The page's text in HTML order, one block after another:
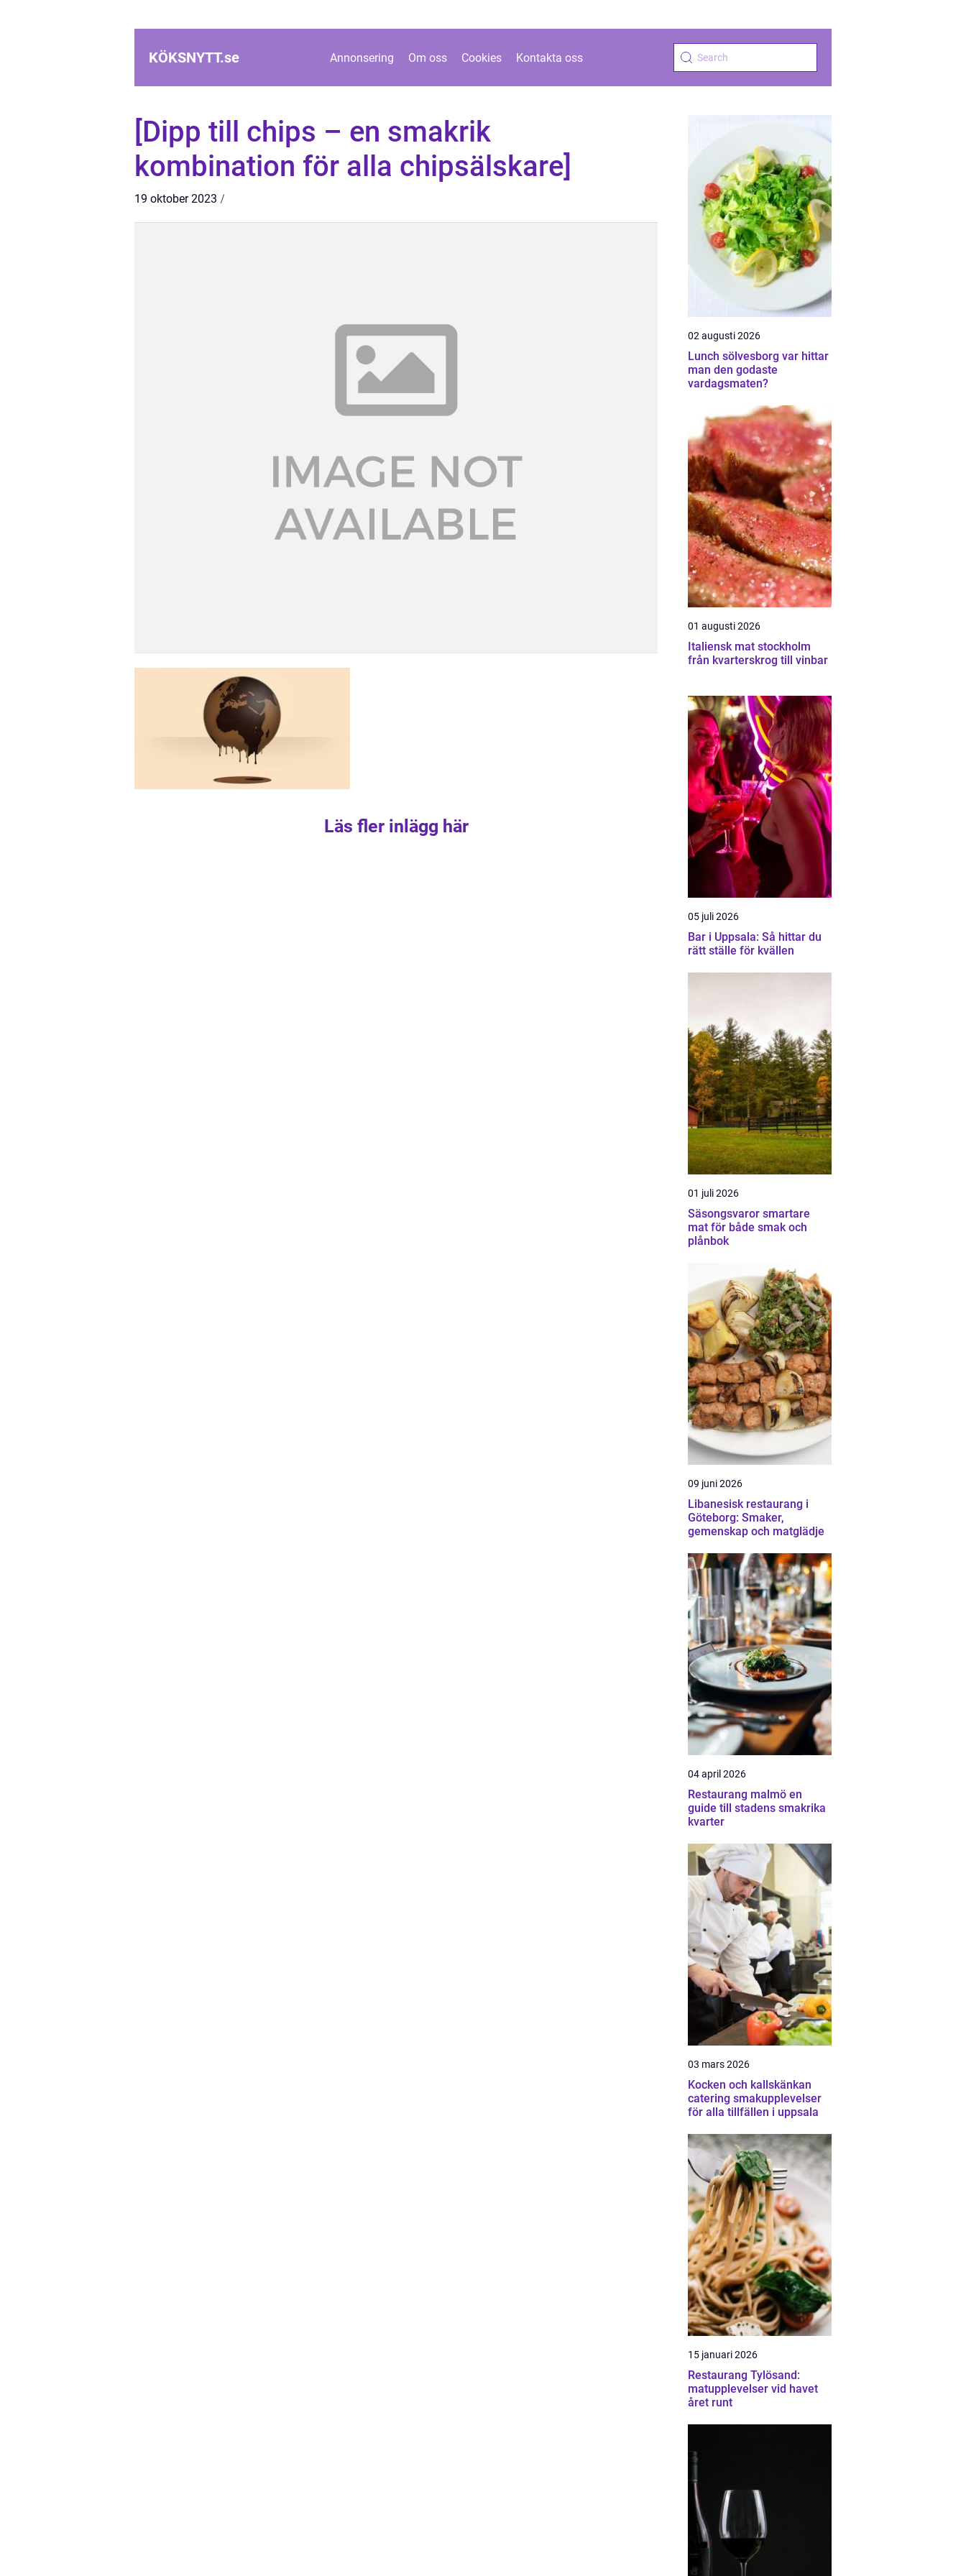
KÖKSNYTT.se Annonsering Om oss Cookies Kontakta oss
[Dipp till chips – en smakrik
kombination för alla chipsälskare]
19 oktober 2023
Läs fler inlägg här
02 augusti 2026
Lunch sölvesborg var hittar
man den godaste
vardagsmaten?
01 augusti 2026
Italiensk mat stockholm
från kvarterskrog till vinbar
05 juli 2026
Bar i Uppsala: Så hittar du
rätt ställe för kvällen
01 juli 2026
Säsongsvaror smartare
mat för både smak och
plånbok
09 juni 2026
Libanesisk restaurang i
Göteborg: Smaker,
gemenskap och matglädje
04 april 2026
Restaurang malmö en
guide till stadens smakrika
kvarter
03 mars 2026
Kocken och kallskänkan
catering smakupplevelser
för alla tillfällen i uppsala
15 januari 2026
Restaurang Tylösand:
matupplevelser vid havet
året runt